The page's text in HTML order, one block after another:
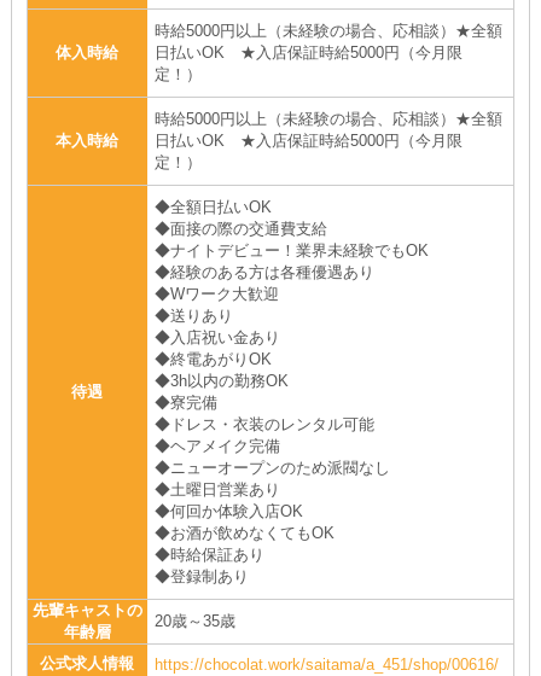
体入時給
時給5000円以上（未経験の場合、応相談）★全額
日払いOK ★入店保証時給5000円（今月限
定！）
本入時給
時給5000円以上（未経験の場合、応相談）★全額
日払いOK ★入店保証時給5000円（今月限
定！）
待遇
◆全額日払いOK
◆面接の際の交通費支給
◆ナイトデビュー！業界未経験でもOK
◆経験のある方は各種優遇あり
◆Wワーク大歓迎
◆送りあり
◆入店祝い金あり
◆終電あがりOK
◆3h以内の勤務OK
◆寮完備
◆ドレス・衣装のレンタル可能
◆ヘアメイク完備
◆ニューオープンのため派閥なし
◆土曜日営業あり
◆何回か体験入店OK
◆お酒が飲めなくてもOK
◆時給保証あり
◆登録制あり
先輩キャストの
年齢層
20歳～35歳
公式求人情報 https://chocolat.work/saitama/a_451/shop/00616/